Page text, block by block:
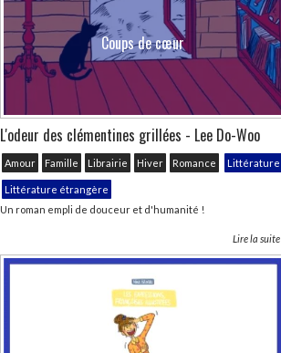
Coups de cœur
L'odeur des clémentines grillées - Lee Do-Woo
Amour Famille Librairie Hiver Romance Littérature
Littérature étrangère
Un roman empli de douceur et d'humanité !
Lire la suite